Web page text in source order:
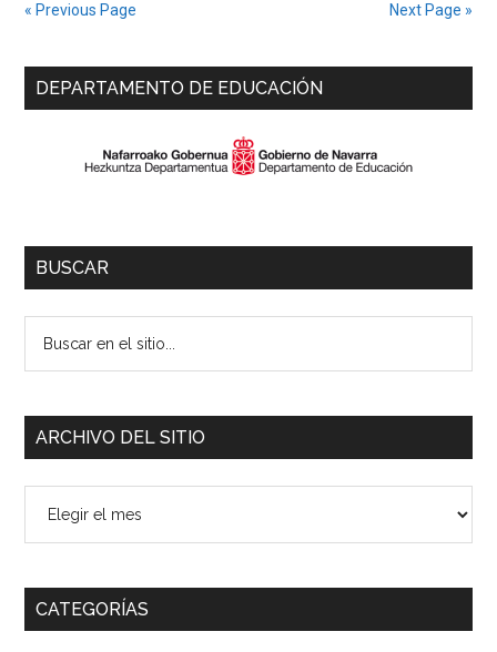
« Previous Page Next Page »
Primary
DEPARTAMENTO DE EDUCACIÓN
BUSCAR
sitio...
ARCHIVO DEL SITIO
CATEGORÍAS